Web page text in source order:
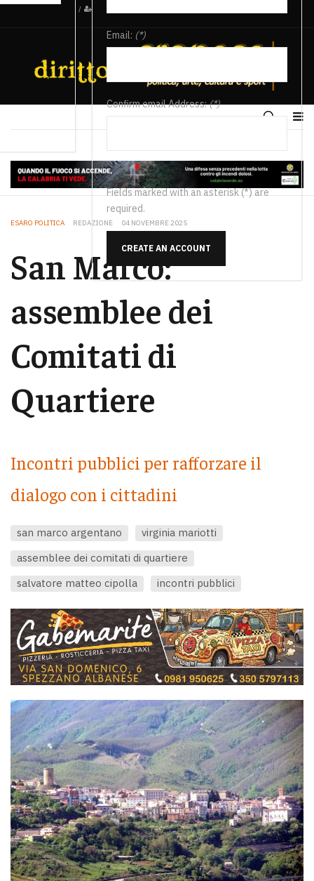
/
Email: (*)
Confirm email Address:(*)
Fields marked with an asterisk (*) are
required.
CREATE AN ACCOUNT
ESARO POLITICA REDAZIONE 04 NOVEMBRE 2025
San Marco:
assemblee dei
Comitati di
Quartiere
Incontri pubblici per rafforzare il
dialogo con i cittadini
san marco argentano
virginia mariotti
assemblee dei comitati di quartiere
salvatore matteo cipolla
incontri pubblici